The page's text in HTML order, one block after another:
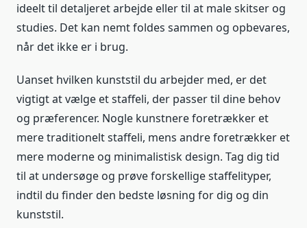
ideelt til detaljeret arbejde eller til at male skitser og
studies. Det kan nemt foldes sammen og opbevares,
når det ikke er i brug.
Uanset hvilken kunststil du arbejder med, er det
vigtigt at vælge et staffeli, der passer til dine behov
og præferencer. Nogle kunstnere foretrækker et
mere traditionelt staffeli, mens andre foretrækker et
mere moderne og minimalistisk design. Tag dig tid
til at undersøge og prøve forskellige staffelityper,
indtil du finder den bedste løsning for dig og din
kunststil.